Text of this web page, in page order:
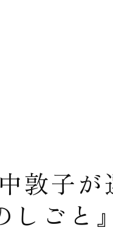
敦子が
ごと』